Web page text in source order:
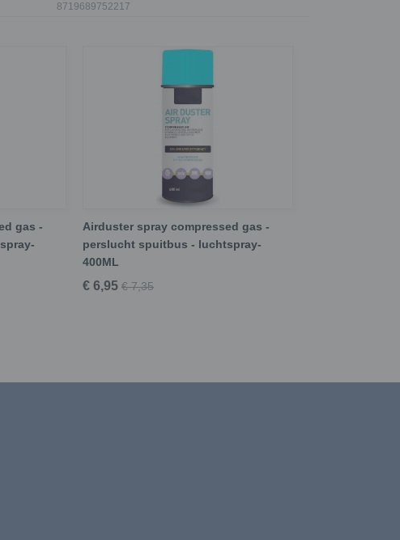
8719689752217
gas -
Airduster spray compressed gas -
perslucht spuitbus - luchtspray-
400ML
€ 6,95 € 7,35